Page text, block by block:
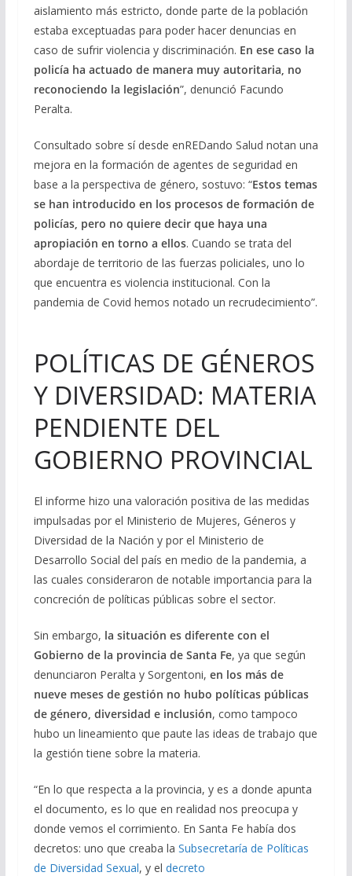
aislamiento más estricto, donde parte de la población
estaba exceptuadas para poder hacer denuncias en
caso de sufrir violencia y discriminación. En ese caso la
policía ha actuado de manera muy autoritaria, no
reconociendo la legislación”, denunció Facundo
Peralta.
Consultado sobre sí desde enREDando Salud notan una
mejora en la formación de agentes de seguridad en
base a la perspectiva de género, sostuvo: “Estos temas
se han introducido en los procesos de formación de
policías, pero no quiere decir que haya una
apropiación en torno a ellos. Cuando se trata del
abordaje de territorio de las fuerzas policiales, uno lo
que encuentra es violencia institucional. Con la
pandemia de Covid hemos notado un recrudecimiento”.
POLÍTICAS DE GÉNEROS
Y DIVERSIDAD: MATERIA
PENDIENTE DEL
GOBIERNO PROVINCIAL
El informe hizo una valoración positiva de las medidas
impulsadas por el Ministerio de Mujeres, Géneros y
Diversidad de la Nación y por el Ministerio de
Desarrollo Social del país en medio de la pandemia, a
las cuales consideraron de notable importancia para la
concreción de políticas públicas sobre el sector.
Sin embargo, la situación es diferente con el
Gobierno de la provincia de Santa Fe, ya que según
denunciaron Peralta y Sorgentoni, en los más de
nueve meses de gestión no hubo políticas públicas
de género, diversidad e inclusión, como tampoco
hubo un lineamiento que paute las ideas de trabajo que
la gestión tiene sobre la materia.
“En lo que respecta a la provincia, y es a donde apunta
el documento, es lo que en realidad nos preocupa y
donde vemos el corrimiento. En Santa Fe había dos
decretos: uno que creaba la Subsecretaría de Políticas
de Diversidad Sexual, y el decreto